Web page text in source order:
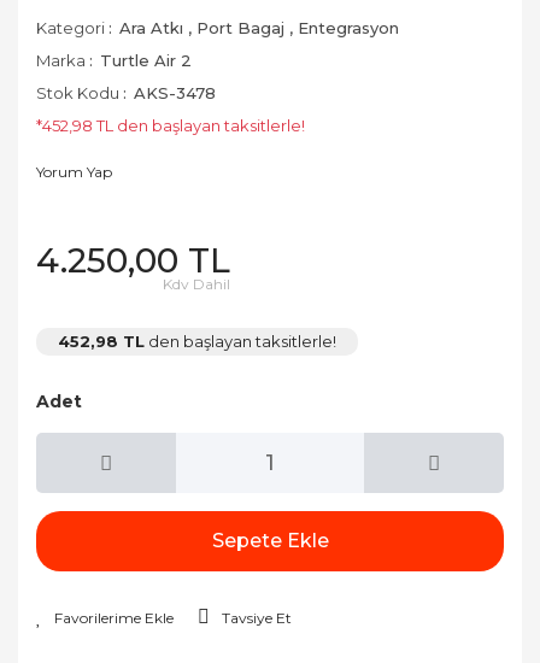
Kategori Ara Atkı , Port Bagaj , Entegrasyon
Marka
Turtle Air 2
Stok Kodu
AKS-3478
*452,98 TL den başlayan taksitlerle!
Yorum Yap
4.250,00 TL
Kdv Dahil
452,98 TL den başlayan taksitlerle!
Adet
Sepete Ekle
Tavsiye Et